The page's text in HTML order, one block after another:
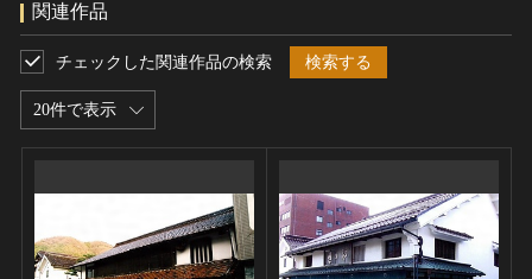
関連作品
20件で表示
チェックした関連作品の検索 検索する